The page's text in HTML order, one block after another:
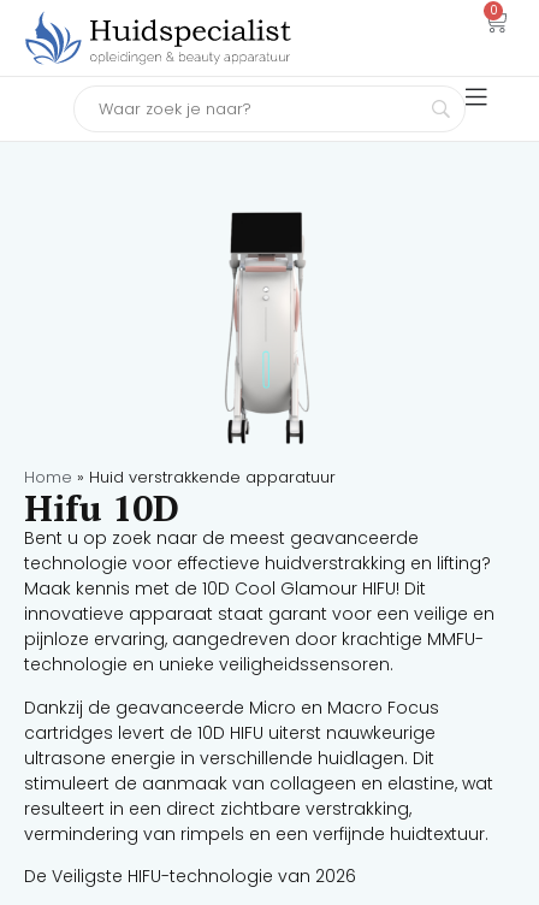
0
Home » Huid verstrakkende apparatuur
Hifu 10D
Bent u op zoek naar de meest geavanceerde
technologie voor effectieve huidverstrakking en lifting?
Maak kennis met de 10D Cool Glamour HIFU! Dit
innovatieve apparaat staat garant voor een veilige en
pijnloze ervaring, aangedreven door krachtige MMFU-
technologie en unieke veiligheidssensoren.
Dankzij de geavanceerde Micro en Macro Focus
cartridges levert de 10D HIFU uiterst nauwkeurige
ultrasone energie in verschillende huidlagen. Dit
stimuleert de aanmaak van collageen en elastine, wat
resulteert in een direct zichtbare verstrakking,
vermindering van rimpels en een verfijnde huidtextuur.
De Veiligste HIFU-technologie van 2026